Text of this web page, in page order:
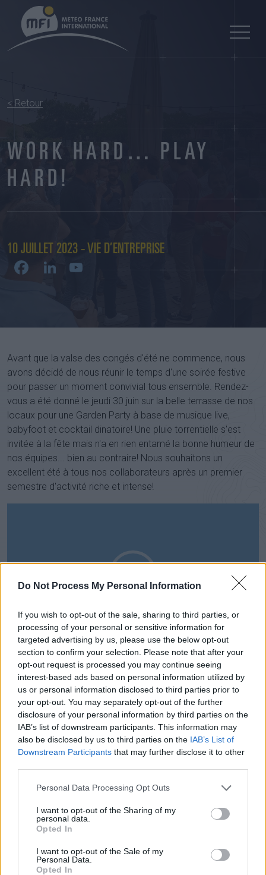
Do Not Process My Personal Information
If you wish to opt-out of the sale, sharing to third parties, or
processing of your personal or sensitive information for
targeted advertising by us, please use the below opt-out
section to confirm your selection. Please note that after your
opt-out request is processed you may continue seeing
interest-based ads based on personal information utilized by
us or personal information disclosed to third parties prior to
your opt-out. You may separately opt-out of the further
disclosure of your personal information by third parties on the
IAB’s list of downstream participants. This information may
also be disclosed by us to third parties on the IAB’s List of
Downstream Participants that may further disclose it to other
Personal Data Processing Opt Outs
I want to opt-out of the Sharing of my
personal data.
Opted In
I want to opt-out of the Sale of my
Personal Data.
Opted In
< Retour
WORK HARD… PLAY
HARD!
10 JUILLET 2023 - VIE D’ENTREPRISE
Facebook
LinkedIn
Avant que la valse des congés d'été ne commence, nous
avons décidé de nous réunir le temps d'une soirée festive
pour passer un moment convivial tous ensemble. Rendez-
vous a été donné le jeudi 30 juin sur la belle terrasse de nos
locaux pour une Garden Party à base de musique live,
babyfoot et cocktail dinatoire! Une pluie torrentielle s'est
invitée à la fête mais n'a en rien entamé la bonne humeur de
nos équipes... bien au contraire! Nous souhaitons un
excellent été à tous nos collaborateurs après un premier
semestre d'activité riche et intense!